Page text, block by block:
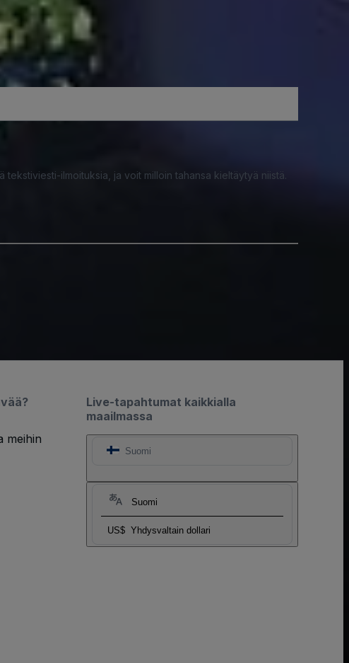
tekstiviesti-ilmoituksia, ja voit milloin tahansa kieltäytyä niistä.
Live-tapahtumat kaikkialla
maailmassa
Suomi
Suomi
US$ Yhdysvaltain dollari
meihin